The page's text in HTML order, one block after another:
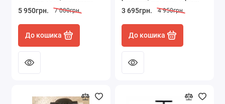
5 950грн. 7 000грн.
До кошика
3 695грн. 4 950грн.
До кошика